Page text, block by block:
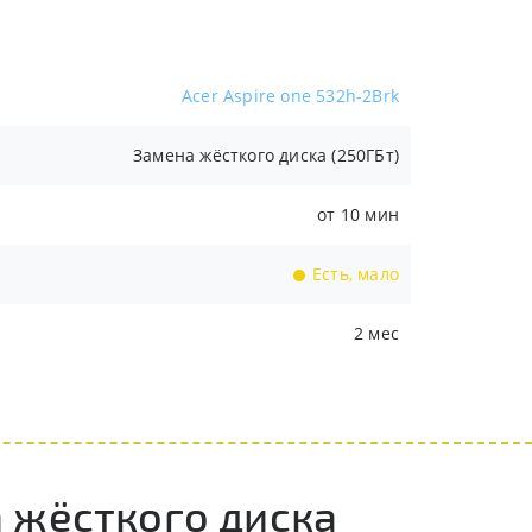
Acer Aspire one 532h-2Brk
Замена жёсткого диска (250ГБт)
от 10 мин
Есть, мало
2 мес
диска